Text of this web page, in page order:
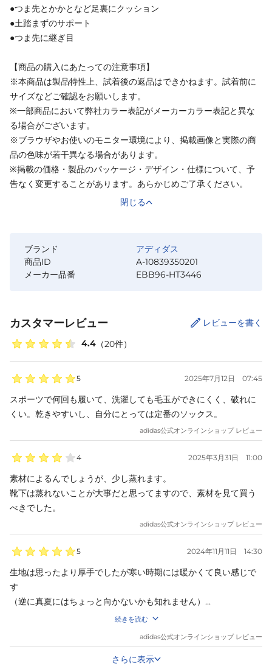
●つま先とかかとなど足裏にクッション
●土踏まずのサポート
●つま先に継ぎ目
【商品の購入にあたっての注意事項】
※本商品は製品特性上、試着後の返品はできかねます。試着前に
サイズなどご確認をお願いします。
※一部商品において弊社カラー表記がメーカーカラー表記と異な
る場合がございます。
※ブラウザやお使いのモニター環境により、掲載画像と実際の商
品の色味が若干異なる場合があります。
※掲載の価格・製品のパッケージ・デザイン・仕様について、予
告なく変更することがあります。あらかじめご了承ください。
閉じる
ブランド
アディダス
商品ID
A-10839350201
メーカー品番
EBB96-HT3446
カスタマーレビュー
4.4 （20件）
レビューを書く
5 2025年7月12日 07:45
スポーツで何回も履いて、洗濯しても毛玉ができにくく、破れに
くい。乾きやすいし、自分にとっては定番のソックス。
adidas公式オンラインショップ レビュー
4 2025年3月31日 11:00
素材によるんでしょうが、少し蒸れます。
靴下は蒸れないことが大事だと思ってますので、素材を見て買う
べきでした。
adidas公式オンラインショップ レビュー
5 2024年11月11日 14:30
生地は思ったより厚手でしたが寒い時期には暖かくて良い感じで
す
（逆に真夏にはちょっと向かないかも知れません）
結構長めなのですっぽりと被ってその点も防寒向きです
続きを読む
adidas公式オンラインショップ レビュー
さらに表示